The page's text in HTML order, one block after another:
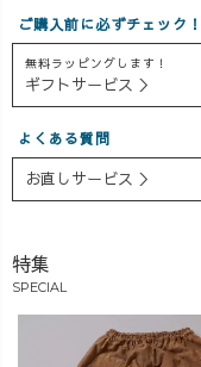
ご購入前に必ずチェック！
無料ラッピングします！
ギフトサービス ＞
よくある質問
お直しサービス ＞
特集
SPECIAL